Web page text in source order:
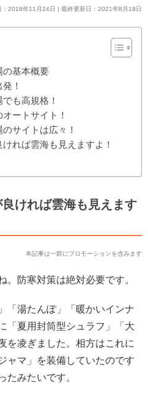
：2018年11月24日 | 最終更新日：2021年8月18日
の基本概要
！
も高規格！
ートサイト！
サイトは広々！
れば雲海も見えますよ！
ければ雲海も見えます
本記事は一部にプロモーションを含みます
。防寒対策は絶対必要です。
「湯たんぽ」「暖かいインナ
「夏用封筒型シュラフ」「大
を凌ぎました。相方はこれに
ャマ」を装備していたのです
たみたいです。